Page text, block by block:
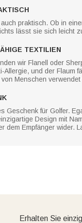
praktisch. Ob in
lässt sie sich leicht
TEXTILIEN
wir Flanell oder
Allergie, und der Flaum
Menschen
Geschenk für Golfer.
Design mit
dem Empfänger
Erhalten Sie